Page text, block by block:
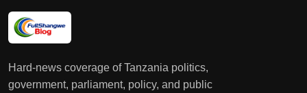
Hard-news coverage of Tanzania politics,
government, parliament, policy, and public